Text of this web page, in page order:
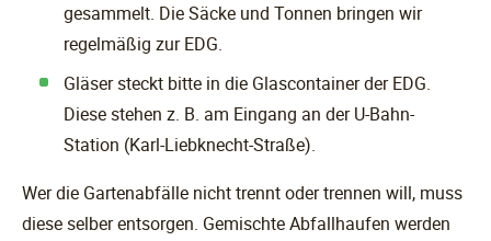
gesammelt. Die Säcke und Tonnen bringen wir
regelmäßig zur EDG.
Gläser steckt bitte in die Glascontainer der EDG.
Diese stehen z. B. am Eingang an der U-Bahn-
Station (Karl-Liebknecht-Straße).
Wer die Gartenabfälle nicht trennt oder trennen will, muss
diese selber entsorgen. Gemischte Abfallhaufen werden